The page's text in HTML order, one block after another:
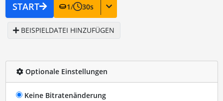
START 1/ 30s
BEISPIELDATEI HINZUFÜGEN
Optionale Einstellungen
Keine Bitratenänderung